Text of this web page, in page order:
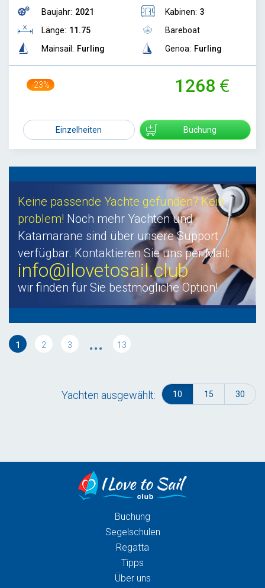
Baujahr: 2021
Länge: 11.75
Mainsail: Furling
Kabinen: 3
Bareboat
Genoa: Furling
-23% 1268
Einzelheiten Buchung
Keine passende Yachte gefunden? Kein
problem! Noch mehr Yachten und
Katamarane sind über unsere Support
verfügbar. Kontaktieren Sie uns per Mail:
info@ilovetosail.club
wir finden für Sie bestmögliche Option!
1 2 3 ... 13
Yachten ausgewählt: 10 15 30
Buchung
Segelschulen
Regatta
Tipps
Über uns